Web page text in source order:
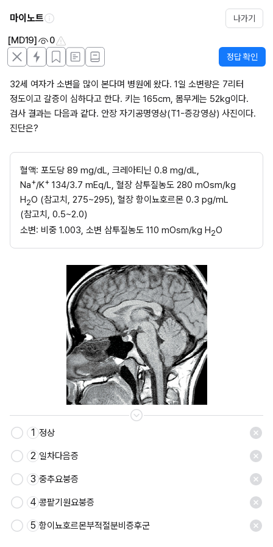
마이노트 나가기
[MD19] 0
정답 확인
32세 여자가 소변을 많이 본다며 병원에 왔다. 1일 소변량은 7리터
정도이고 갈증이 심하다고 한다. 키는 165cm, 몸무게는 52kg이다.
검사 결과는 다음과 같다. 안장 자기공명영상(T1-증강영상) 사진이다.
진단은?
혈액: 포도당 89 mg/dL, 크레아티닌 0.8 mg/dL,
Na+/K+ 134/3.7 mEq/L, 혈장 삼투질농도 280 mOsm/kg
H2O (참고치, 275~295), 혈장 항이뇨호르몬 0.3 pg/mL
(참고치, 0.5~2.0)
소변: 비중 1.003, 소변 삼투질농도 110 mOsm/kg H2O
1 정상
2 일차다음증
3 중추요붕증
4 콩팥기원요붕증
5 항이뇨호르몬부적절분비증후군